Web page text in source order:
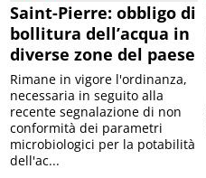
Saint-Pierre: obbligo di
bollitura dell’acqua in
diverse zone del paese
Rimane in vigore l'ordinanza,
necessaria in seguito alla
recente segnalazione di non
conformità dei parametri
microbiologici per la potabilità
dell'ac...